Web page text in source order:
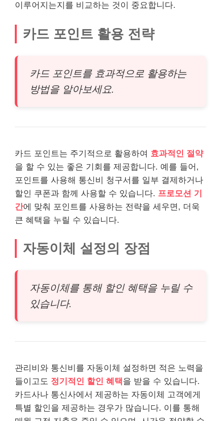
이루어지는지를 비교하는 것이 중요합니다.
카드 포인트 활용 전략
카드 포인트를 효과적으로 활용하는
방법을 알아보세요.
카드 포인트는 주기적으로 활용하여 효과적인 절약
을 할 수 있는 좋은 기회를 제공합니다. 예를 들어,
포인트를 사용해 통신비 청구서를 일부 결제하거나
할인 쿠폰과 함께 사용할 수 있습니다. 프로모션 기
간에 맞춰 포인트를 사용하는 전략을 세우면, 더욱
큰 혜택을 누릴 수 있습니다.
자동이체 설정의 장점
자동이체를 통해 할인 혜택을 누릴 수
있습니다.
관리비와 통신비를 자동이체 설정하면 적은 노력을
들이고도 정기적인 할인 혜택을 받을 수 있습니다.
카드사나 통신사에서 제공하는 자동이체 고객에게
특별 할인을 제공하는 경우가 많습니다. 이를 통해